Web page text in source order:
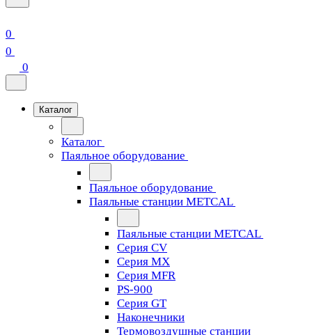
0
0
0
Каталог
Каталог
Паяльное оборудование
Паяльное оборудование
Паяльные станции METCAL
Паяльные станции METCAL
Серия CV
Серия MX
Серия MFR
PS-900
Серия GT
Наконечники
Термовоздушные станции